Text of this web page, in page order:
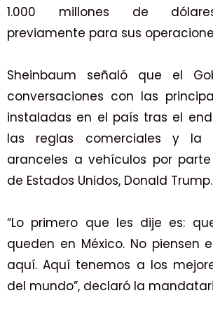
1.000 millones de
previamente para sus
Sheinbaum señaló que el
conversaciones con las
instaladas en el país tras el
las reglas comerciales y la
aranceles a vehículos por
de Estados Unidos, Donald Trump.
“Lo primero que les dije es:
queden en México. No piensen
aquí. Aquí tenemos a los
del mundo”, declaró la